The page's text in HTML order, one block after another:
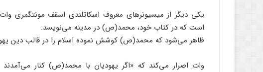
یکی دیگر از میسیونرهای معروف اسکاتلندی اسقف مونتگمری
است که در کتاب خود، محمد(ص) در مدینه می‌نویسد:
ظاهر می‌شود که محمد(ص) کوشش نموده اسلام را در قالب دین
وات اصرار می‌کند که «اگر یهودیان با محمد(ص) کنار